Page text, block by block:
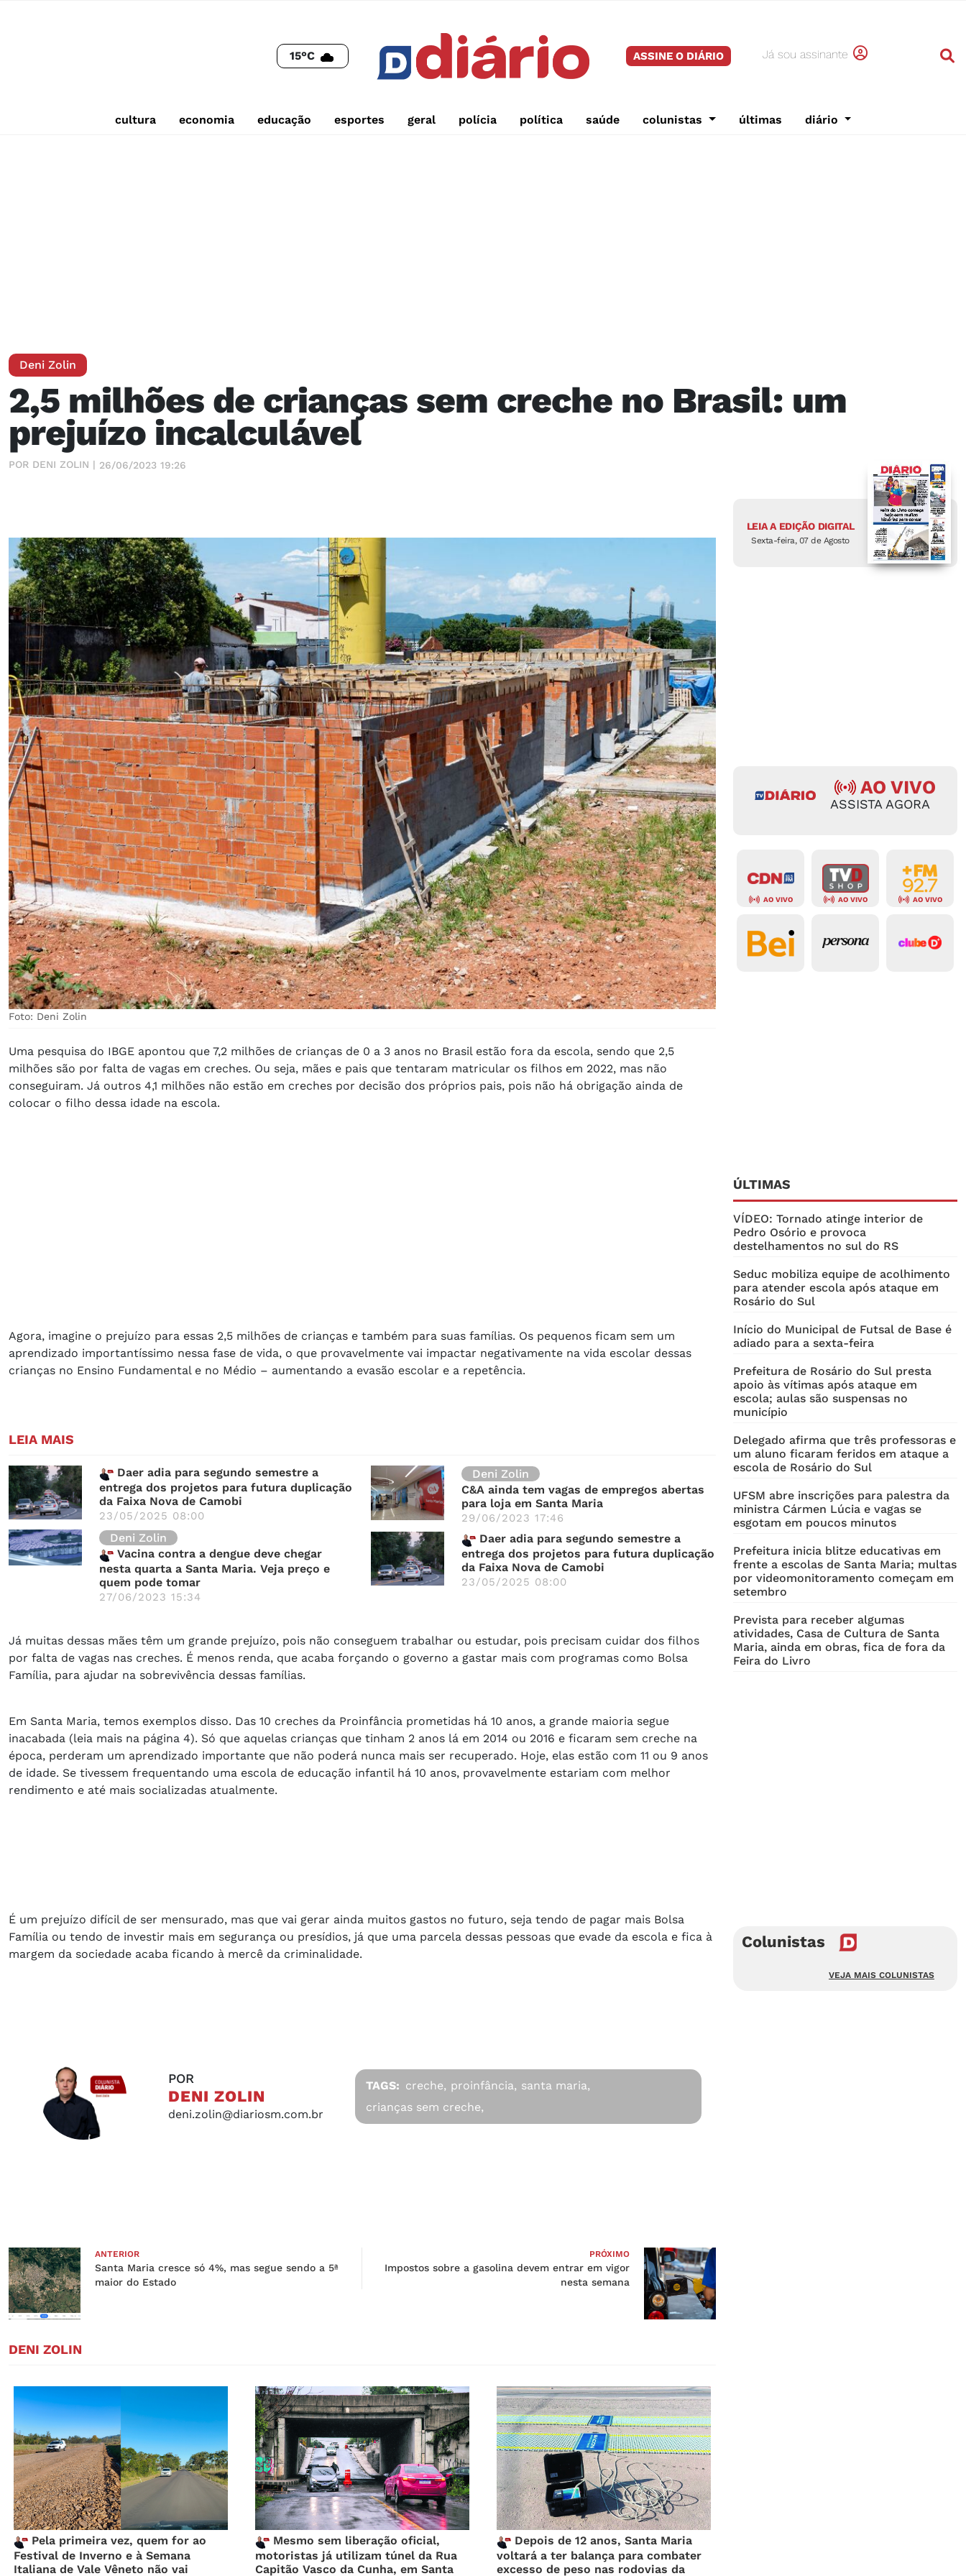
15°C ASSINE O DIÁRIO Já sou assinante
cultura economia educação esportes geral polícia política saúde colunistas últimas diário
Deni Zolin
2,5 milhões de crianças sem creche no Brasil: um
prejuízo incalculável
POR DENI ZOLIN | 26/06/2023 19:26
Foto: Deni Zolin
Uma pesquisa do IBGE apontou que 7,2 milhões de crianças de 0 a 3 anos no Brasil estão fora da escola, sendo que 2,5
milhões são por falta de vagas em creches. Ou seja, mães e pais que tentaram matricular os filhos em 2022, mas não
conseguiram. Já outros 4,1 milhões não estão em creches por decisão dos próprios pais, pois não há obrigação ainda de
colocar o filho dessa idade na escola.
Agora, imagine o prejuízo para essas 2,5 milhões de crianças e também para suas famílias. Os pequenos ficam sem um
aprendizado importantíssimo nessa fase de vida, o que provavelmente vai impactar negativamente na vida escolar dessas
crianças no Ensino Fundamental e no Médio – aumentando a evasão escolar e a repetência.
LEIA MAIS
Daer adia para segundo semestre a
entrega dos projetos para futura duplicação
da Faixa Nova de Camobi
23/05/2025 08:00
Deni Zolin
Vacina contra a dengue deve chegar
nesta quarta a Santa Maria. Veja preço e
quem pode tomar
27/06/2023 15:34
Deni Zolin
C&A ainda tem vagas de empregos abertas
para loja em Santa Maria
29/06/2023 17:46
Daer adia para segundo semestre a
entrega dos projetos para futura duplicação
da Faixa Nova de Camobi
23/05/2025 08:00
Já muitas dessas mães têm um grande prejuízo, pois não conseguem trabalhar ou estudar, pois precisam cuidar dos filhos
por falta de vagas nas creches. É menos renda, que acaba forçando o governo a gastar mais com programas como Bolsa
Família, para ajudar na sobrevivência dessas famílias.
Em Santa Maria, temos exemplos disso. Das 10 creches da Proinfância prometidas há 10 anos, a grande maioria segue
inacabada (leia mais na página 4). Só que aquelas crianças que tinham 2 anos lá em 2014 ou 2016 e ficaram sem creche na
época, perderam um aprendizado importante que não poderá nunca mais ser recuperado. Hoje, elas estão com 11 ou 9 anos
de idade. Se tivessem frequentando uma escola de educação infantil há 10 anos, provavelmente estariam com melhor
rendimento e até mais socializadas atualmente.
É um prejuízo difícil de ser mensurado, mas que vai gerar ainda muitos gastos no futuro, seja tendo de pagar mais Bolsa
Família ou tendo de investir mais em segurança ou presídios, já que uma parcela dessas pessoas que evade da escola e fica à
margem da sociedade acaba ficando à mercê da criminalidade.
POR
DENI ZOLIN
deni.zolin@diariosm.com.br
TAGS: creche, proinfância, santa maria,
crianças sem creche,
ANTERIOR
Santa Maria cresce só 4%, mas segue sendo a 5ª
maior do Estado
PRÓXIMO
Impostos sobre a gasolina devem entrar em vigor
nesta semana
DENI ZOLIN
Pela primeira vez, quem for ao
Festival de Inverno e à Semana
Italiana de Vale Vêneto não vai
Mesmo sem liberação oficial,
motoristas já utilizam túnel da Rua
Capitão Vasco da Cunha, em Santa
Depois de 12 anos, Santa Maria
voltará a ter balança para combater
excesso de peso nas rodovias da
LEIA A EDIÇÃO DIGITAL
Sexta-feira, 07 de Agosto
AO VIVO
ASSISTA AGORA
AO VIVO AO VIVO AO VIVO
ÚLTIMAS
VÍDEO: Tornado atinge interior de
Pedro Osório e provoca
destelhamentos no sul do RS
Seduc mobiliza equipe de acolhimento
para atender escola após ataque em
Rosário do Sul
Início do Municipal de Futsal de Base é
adiado para a sexta-feira
Prefeitura de Rosário do Sul presta
apoio às vítimas após ataque em
escola; aulas são suspensas no
município
Delegado afirma que três professoras e
um aluno ficaram feridos em ataque a
escola de Rosário do Sul
UFSM abre inscrições para palestra da
ministra Cármen Lúcia e vagas se
esgotam em poucos minutos
Prefeitura inicia blitze educativas em
frente a escolas de Santa Maria; multas
por videomonitoramento começam em
setembro
Prevista para receber algumas
atividades, Casa de Cultura de Santa
Maria, ainda em obras, fica de fora da
Feira do Livro
Colunistas
VEJA MAIS COLUNISTAS